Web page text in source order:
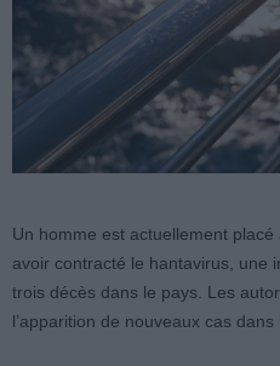
Un homme est actuellement placé
avoir contracté le hantavirus, une
trois décès dans le pays. Les
l’apparition de nouveaux cas